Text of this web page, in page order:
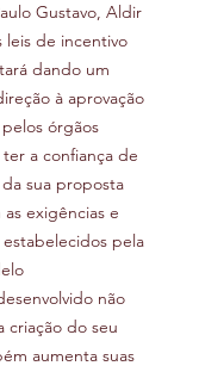
Gustavo, Aldir
leis de incentivo
dando um
à aprovação
órgãos
a confiança de
sua proposta
exigências e
pela
não
criação do seu
aumenta suas